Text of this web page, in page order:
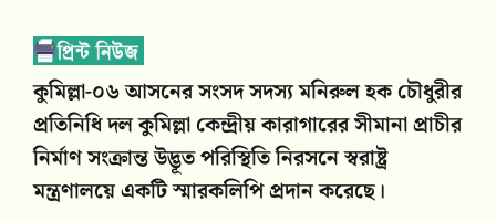
কুমিল্লা-০৬ আসনের সংসদ সদস্য মনিরুল হক চৌধুরীর
প্রতিনিধি দল কুমিল্লা কেন্দ্রীয় কারাগারের সীমানা প্রাচীর
নির্মাণ সংক্রান্ত উদ্ভূত পরিস্থিতি নিরসনে স্বরাষ্ট্র
মন্ত্রণালয়ে একটি স্মারকলিপি প্রদান করেছে।